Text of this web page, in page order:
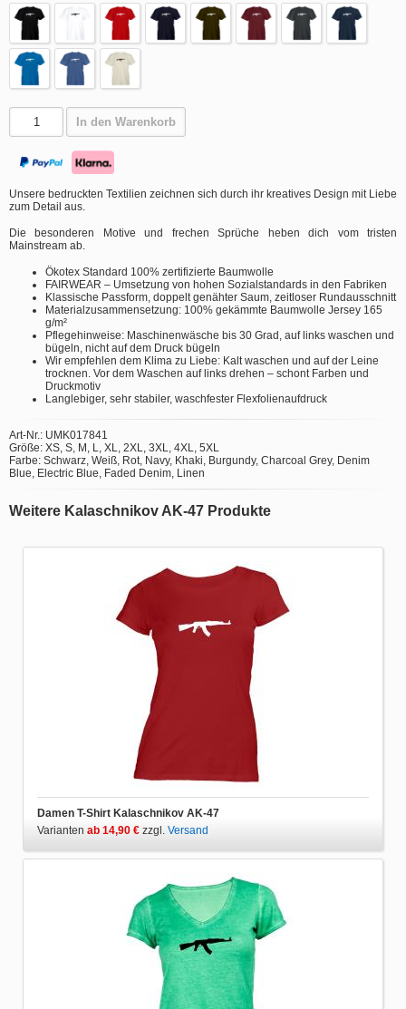
In den Warenkorb
Unsere bedruckten Textilien zeichnen sich durch ihr kreatives Design mit Liebe
zum Detail aus.
Die besonderen Motive und frechen Sprüche heben dich vom tristen
Mainstream ab.
Ökotex Standard 100% zertifizierte Baumwolle
FAIRWEAR – Umsetzung von hohen Sozialstandards in den Fabriken
Klassische Passform, doppelt genähter Saum, zeitloser Rundausschnitt
Materialzusammensetzung: 100% gekämmte Baumwolle Jersey 165
g/m²
Pflegehinweise: Maschinenwäsche bis 30 Grad, auf links waschen und
bügeln, nicht auf dem Druck bügeln
Wir empfehlen dem Klima zu Liebe: Kalt waschen und auf der Leine
trocknen. Vor dem Waschen auf links drehen – schont Farben und
Druckmotiv
Langlebiger, sehr stabiler, waschfester Flexfolienaufdruck
Art-Nr.: UMK017841
Größe: XS, S, M, L, XL, 2XL, 3XL, 4XL, 5XL
Farbe: Schwarz, Weiß, Rot, Navy, Khaki, Burgundy, Charcoal Grey, Denim
Blue, Electric Blue, Faded Denim, Linen
Weitere Kalaschnikov AK-47 Produkte
Damen T-Shirt Kalaschnikov AK-47
Varianten ab 14,90 € zzgl. Versand